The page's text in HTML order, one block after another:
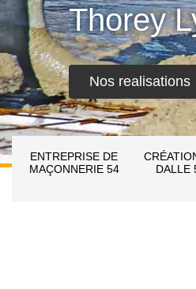
Thorey
Nos realisations
ENTREPRISE DE
MAÇONNERIE 54
DALLE